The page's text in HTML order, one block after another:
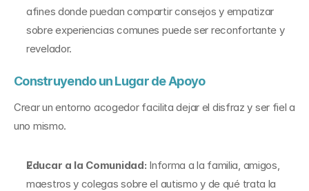
afines donde puedan compartir consejos y empatizar
sobre experiencias comunes puede ser reconfortante y
revelador.
Construyendo un Lugar de Apoyo
Crear un entorno acogedor facilita dejar el disfraz y ser fiel a
uno mismo.
Educar a la Comunidad: Informa a la familia, amigos,
maestros y colegas sobre el autismo y de qué trata la